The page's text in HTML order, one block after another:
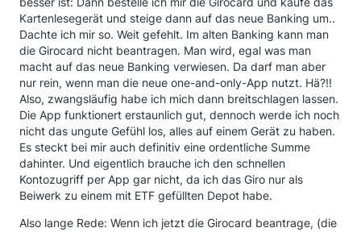
Kartenlesegerät und steige dann auf das neue Banking um..
Dachte ich mir so. Weit gefehlt. Im alten Banking kann man
die Girocard nicht beantragen. Man wird, egal was man
macht auf das neue Banking verwiesen. Da darf man aber
nur rein, wenn man die neue one-and-only-App nutzt. Hä?!!
Also, zwangsläufig habe ich mich dann breitschlagen lassen.
Die App funktionert erstaunlich gut, dennoch werde ich noch
nicht das ungute Gefühl los, alles auf einem Gerät zu haben.
Es steckt bei mir auch definitiv eine ordentliche Summe
dahinter. Und eigentlich brauche ich den schnellen
Kontozugriff per App gar nicht, da ich das Giro nur als
Beiwerk zu einem mit ETF gefüllten Depot habe.
Also lange Rede: Wenn ich jetzt die Girocard beantrage, (die